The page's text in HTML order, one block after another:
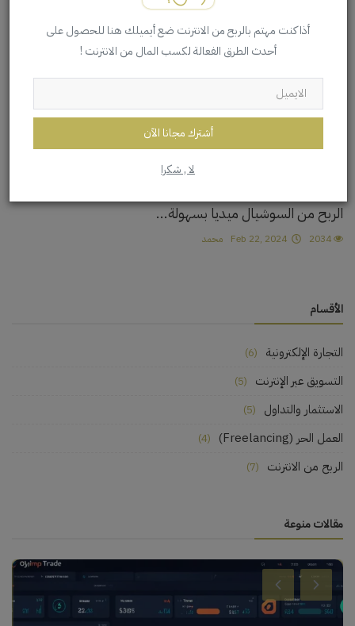
أذا كنت مهتم بالربح من الانترنت ضع أيميلك هنا للحصول على
أحدث الطرق الفعالة لكسب المال من الانترنت !
أشترك مجانا الآن
لا , شكرا
الربح من الانترنت
الربح من السوشيال ميديا بسهولة...
محمد
الأقسام
التجارة الإلكترونية (6)
التسويق عبر الإنترنت (5)
الاستثمار والتداول (5)
العمل الحر (Freelancing) (4)
الربح من الانترنت (7)
مقالات منوعة